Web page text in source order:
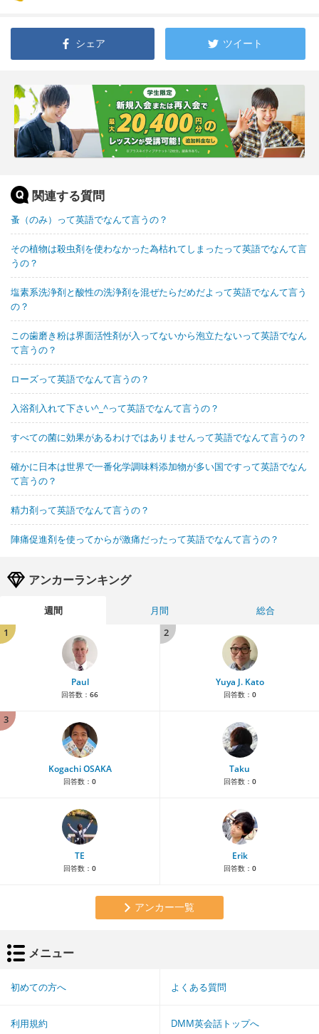
シェア ツイート
関連する質問
蚤（のみ）って英語でなんて言うの？
その植物は殺虫剤を使わなかった為枯れてしまったって英語でなんて言
うの？
塩素系洗浄剤と酸性の洗浄剤を混ぜたらだめだよって英語でなんて言う
の？
この歯磨き粉は界面活性剤が入ってないから泡立たないって英語でなん
て言うの？
ローズって英語でなんて言うの？
入浴剤入れて下さい^_^って英語でなんて言うの？
すべての菌に効果があるわけではありませんって英語でなんて言うの？
確かに日本は世界で一番化学調味料添加物が多い国ですって英語でなん
て言うの？
精力剤って英語でなんて言うの？
陣痛促進剤を使ってからが激痛だったって英語でなんて言うの？
アンカーランキング
週間 月間
総合
1
Paul
回答数： 66
2
Yuya J. Kato
回答数： 0
3
Kogachi OSAKA
回答数： 0
Taku
回答数： 0
TE
回答数： 0
Erik
回答数： 0
アンカー一覧
メニュー
初めての方へ よくある質問
利用規約 DMM英会話トップへ